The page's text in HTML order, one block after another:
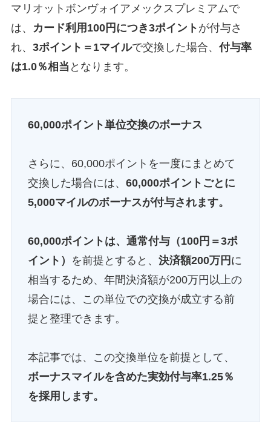
マリオットボンヴォイアメックスプレミアムで
は、
カード利用100円につき3ポイント が付与さ
れ、 3ポイント＝1マイルで交換した場合、付与率
は1.0％相当 となります。
60,000ポイント単位交換のボーナス
さらに、60,000ポイントを一度にまとめて
交換した場合には、 60,000ポイントごとに
5,000マイルのボーナスが付与されます。
60,000ポイントは、通常付与（100円＝3ポ
イント）
を前提とすると、 決済額200万円 に
相当するため、年間決済額が200万円以上の
場合には、この単位での交換が成立する前
提と整理できます。
本記事では、この交換単位を前提として、
ボーナスマイルを含めた実効付与率1.25％
を採用します。